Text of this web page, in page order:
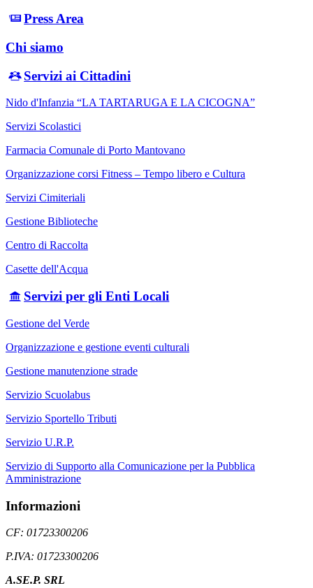
Press Area
Chi siamo
Servizi ai Cittadini
Nido d'Infanzia “LA TARTARUGA E LA CICOGNA”
Servizi Scolastici
Farmacia Comunale di Porto Mantovano
Organizzazione corsi Fitness – Tempo libero e Cultura
Servizi Cimiteriali
Gestione Biblioteche
Centro di Raccolta
Casette dell'Acqua
Servizi per gli Enti Locali
Gestione del Verde
Organizzazione e gestione eventi culturali
Gestione manutenzione strade
Servizio Scuolabus
Servizio Sportello Tributi
Servizio U.R.P.
Servizio di Supporto alla Comunicazione per la Pubblica
Amministrazione
Informazioni
CF: 01723300206
P.IVA: 01723300206
A.SE.P. SRL